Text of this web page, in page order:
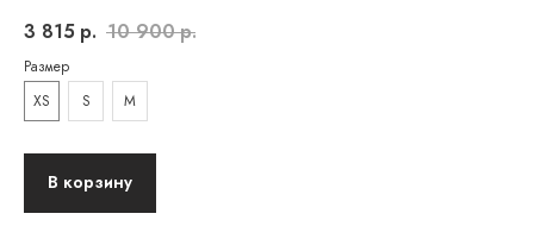
3 815 р. 10 900р.
Размер
XS
S M
В корзину